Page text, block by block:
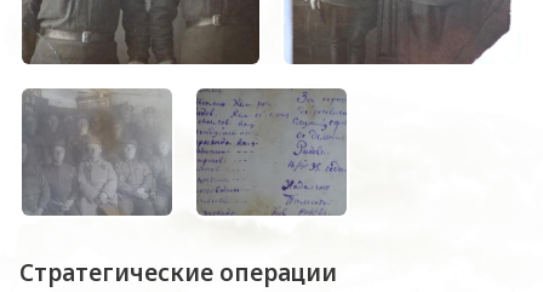
Стратегические операции